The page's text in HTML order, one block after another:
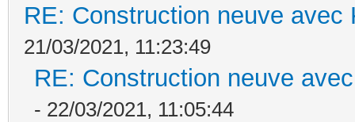
RE: Construction neuve avec
21/03/2021, 11:23:49
RE: Construction neuve
- 22/03/2021, 11:05:44